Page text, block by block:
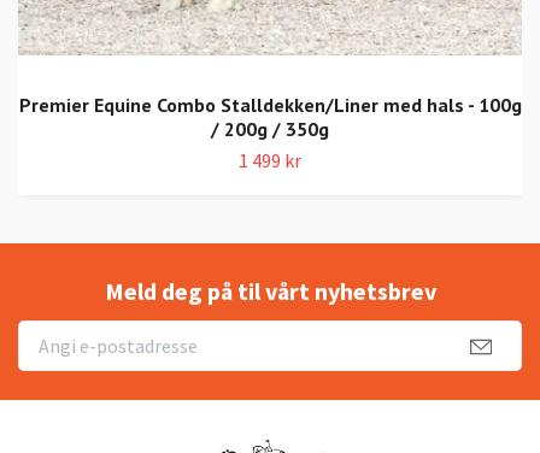
Premier Equine Combo Stalldekken/Liner med hals - 100g
/ 200g / 350g
1 499 kr
Meld deg på til vårt nyhetsbrev